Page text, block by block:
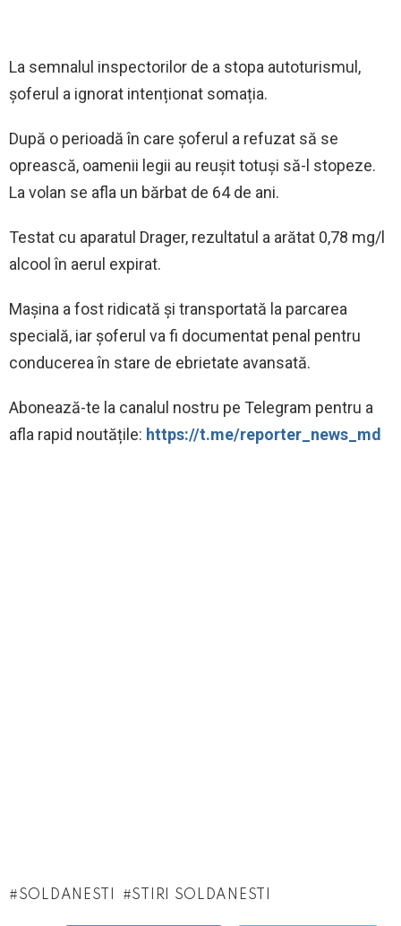
La semnalul inspectorilor de a stopa autoturismul,
șoferul a ignorat intenționat somația.
După o perioadă în care șoferul a refuzat să se
oprească, oamenii legii au reușit totuși să-l stopeze.
La volan se afla un bărbat de 64 de ani.
Testat cu aparatul Drager, rezultatul a arătat 0,78 mg/l
alcool în aerul expirat.
Mașina a fost ridicată și transportată la parcarea
specială, iar șoferul va fi documentat penal pentru
conducerea în stare de ebrietate avansată.
Abonează-te la canalul nostru pe Telegram pentru a
afla rapid noutățile: https://t.me/reporter_news_md
SOLDANESTI STIRI SOLDANESTI